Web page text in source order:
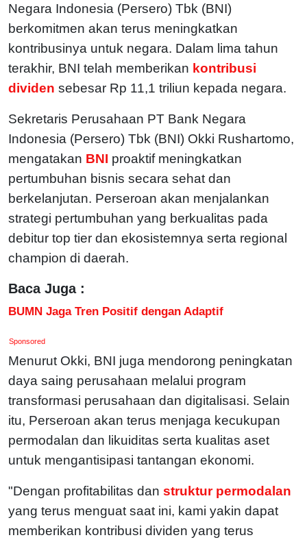
Negara Indonesia (Persero) Tbk (BNI)
berkomitmen akan terus meningkatkan
kontribusinya untuk negara. Dalam lima tahun
terakhir, BNI telah memberikan kontribusi
dividen sebesar Rp 11,1 triliun kepada negara.
Sekretaris Perusahaan PT Bank Negara
Indonesia (Persero) Tbk (BNI) Okki Rushartomo,
mengatakan BNI proaktif meningkatkan
pertumbuhan bisnis secara sehat dan
berkelanjutan. Perseroan akan menjalankan
strategi pertumbuhan yang berkualitas pada
debitur top tier dan ekosistemnya serta regional
champion di daerah.
Baca Juga :
BUMN Jaga Tren Positif dengan Adaptif
Sponsored
Menurut Okki, BNI juga mendorong peningkatan
daya saing perusahaan melalui program
transformasi perusahaan dan digitalisasi. Selain
itu, Perseroan akan terus menjaga kecukupan
permodalan dan likuiditas serta kualitas aset
untuk mengantisipasi tantangan ekonomi.
"Dengan profitabilitas dan struktur permodalan
yang terus menguat saat ini, kami yakin dapat
memberikan kontribusi dividen yang terus